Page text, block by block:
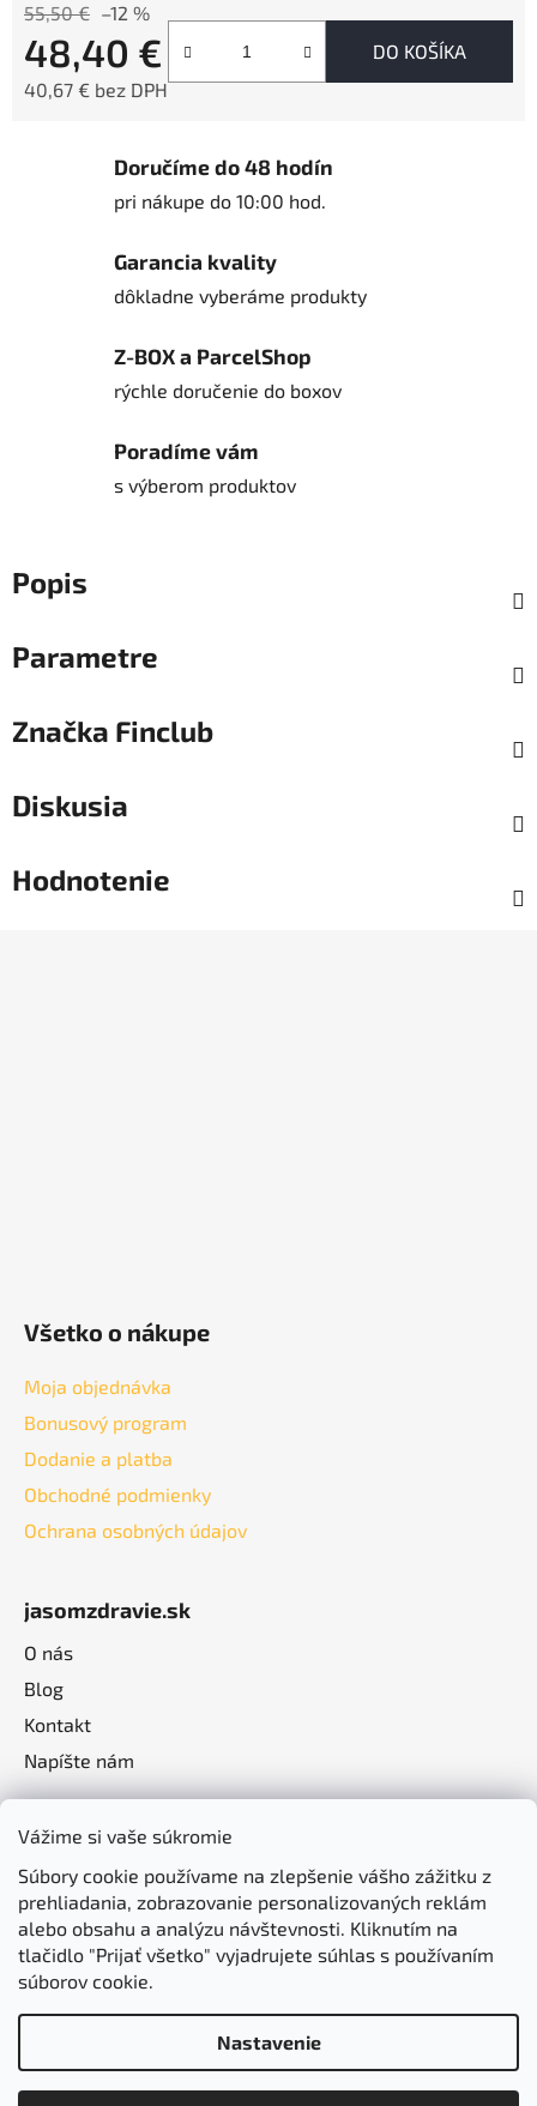
Vážime si vaše súkromie
Súbory cookie používame na zlepšenie vášho zážitku z
prehliadania, zobrazovanie personalizovaných reklám
alebo obsahu a analýzu návštevnosti. Kliknutím na
tlačidlo "Prijať všetko" vyjadrujete súhlas s používaním
súborov cookie.
Nastavenie
55,50 € –12 %
48,40 €
40,67 € bez DPH
DO KOŠÍKA
Doručíme do 48 hodín
pri nákupe do 10:00 hod.
Garancia kvality
dôkladne vyberáme produkty
Z-BOX a ParcelShop
rýchle doručenie do boxov
Poradíme vám
s výberom produktov
Popis
Parametre
Značka Finclub
Diskusia
Hodnotenie
Všetko o nákupe
Moja objednávka
Bonusový program
Dodanie a platba
Obchodné podmienky
Ochrana osobných údajov
jasomzdravie.sk
O nás
Blog
Kontakt
Napíšte nám
Vytvoril Shoptet